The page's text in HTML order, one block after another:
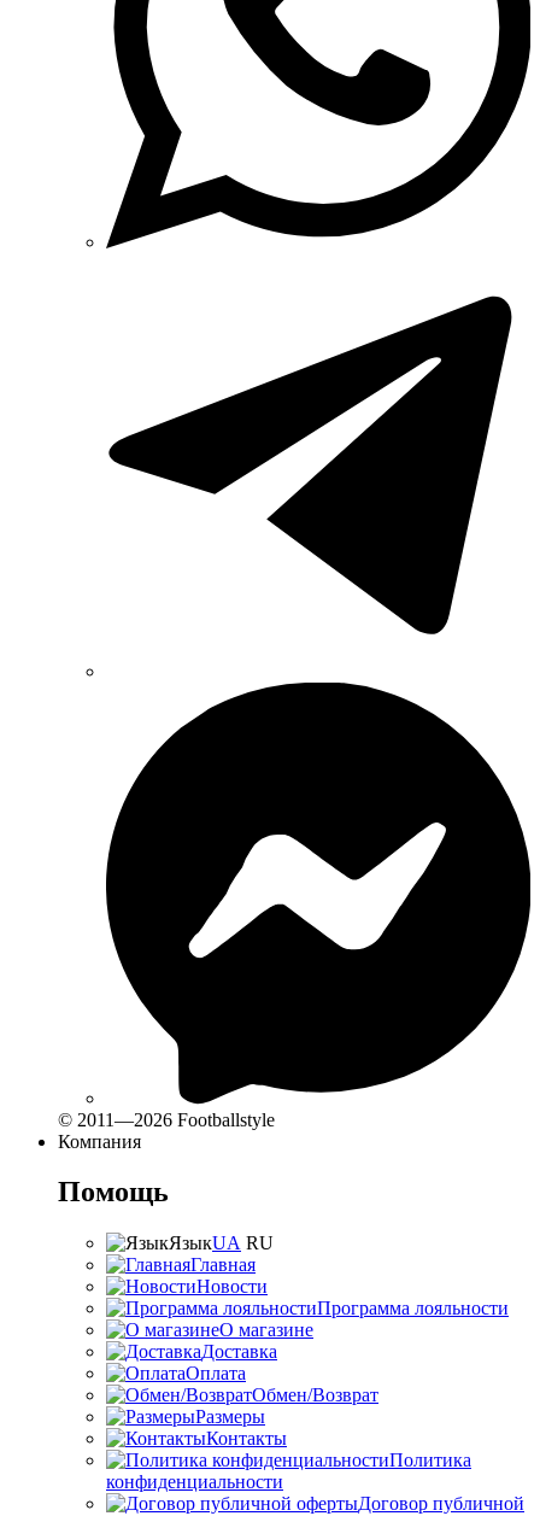
© 2011—2026 Footballstyle
Компания
Помощь
ЯзыкUA RU
Главная
Новости
Программа лояльности
О магазине
Доставка
Оплата
Обмен/Возврат
Размеры
Контакты
Политика
конфиденциальности
Договор публичной